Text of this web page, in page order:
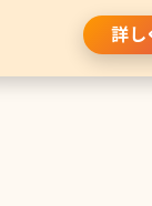
詳し